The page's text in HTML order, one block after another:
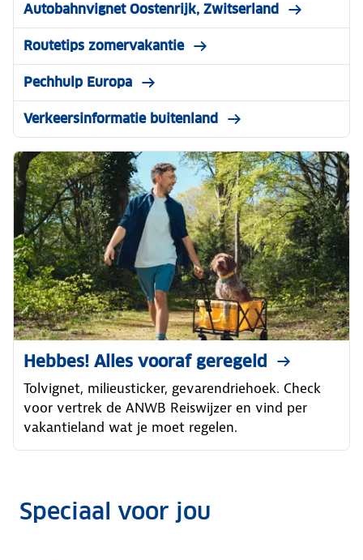
Autobahnvignet Oostenrijk, Zwitserland
Routetips zomervakantie
Pechhulp Europa
Verkeersinformatie buitenland
Hebbes! Alles vooraf geregeld
Tolvignet, milieusticker, gevarendriehoek. Check
voor vertrek de ANWB Reiswijzer en vind per
vakantieland wat je moet regelen.
Speciaal voor jou